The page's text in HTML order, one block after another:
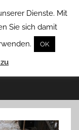
Dienste. Mit
Sie sich damit
OK